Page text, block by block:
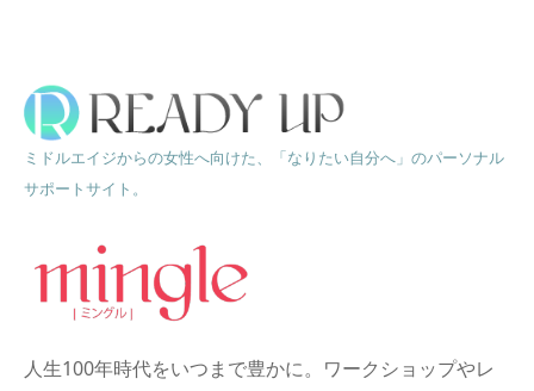
ミドルエイジからの女性へ向けた、「なりたい自分へ」のパーソナル
サポートサイト。
人生100年時代をいつまで豊かに。ワークショップやレ